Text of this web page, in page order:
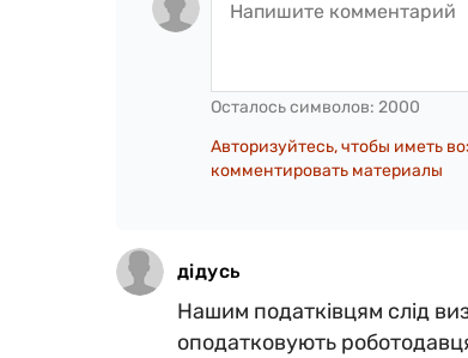
Осталось символов: 2000
Авторизуйтесь, чтобы иметь
комментировать материалы
дідусь
Нашим податківцям слід
оподатковують